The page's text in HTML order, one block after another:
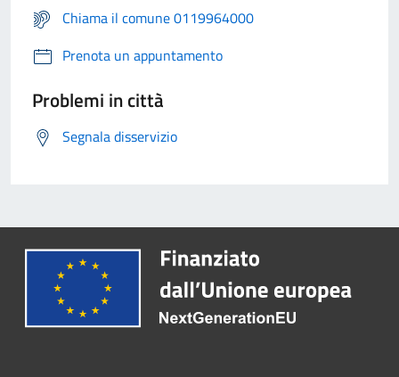
Chiama il comune 0119964000
Prenota un appuntamento
Problemi in città
Segnala disservizio